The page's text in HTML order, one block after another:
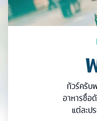
ทัวร์ครับ
อาหารชื่อ
แต่ละป